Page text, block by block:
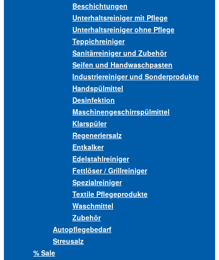
Beschichtungen
Unterhaltsreiniger mit Pflege
Unterhaltsreiniger ohne Pflege
Teppichreiniger
Sanitärreiniger und Zubehör
Seifen und Handwaschpasten
Industriereiniger und Sonderprodukte
Handspülmittel
Desinfektion
Maschinengeschirrspülmittel
Klarspüler
Regeneriersalz
Entkalker
Edelstahlreiniger
Fettlöser / Grillreiniger
Spezialreiniger
Textile Pflegeprodukte
Waschmittel
Zubehör
Autopflegebedarf
Streusalz
% Sale